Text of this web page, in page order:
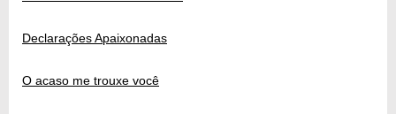
Declarações Apaixonadas
O acaso me trouxe você